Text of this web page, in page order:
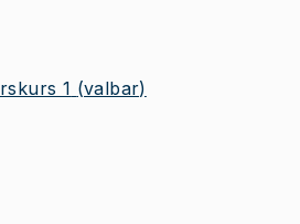
1 (valbar)